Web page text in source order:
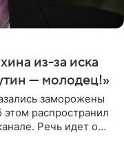
из-за иска
— молодец!»
заморожены
распространил
Речь идет о